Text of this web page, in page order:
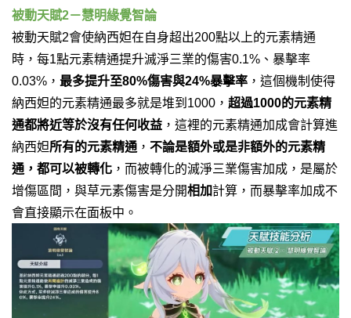
被動天賦2－慧明緣覺智論
被動天賦2會使納西妲在自身超出200點以上的元素精通
時，每1點元素精通提升滅淨三業的傷害0.1%、暴擊率
0.03%， 最多提升至80%傷害與24%暴擊率 ，這個機制使得
納西妲的元素精通最多就是堆到1000， 超過1000的元素精
通都將近等於沒有任何收益 ，這裡的元素精通加成會計算進
納西妲所有的元素精通 ， 不論是額外或是非額外的元素精
通，都可以被轉化 ，而被轉化的滅淨三業傷害加成，是屬於
增傷區間，與草元素傷害是分開相加計算，而暴擊率加成不
會直接顯示在面板中。